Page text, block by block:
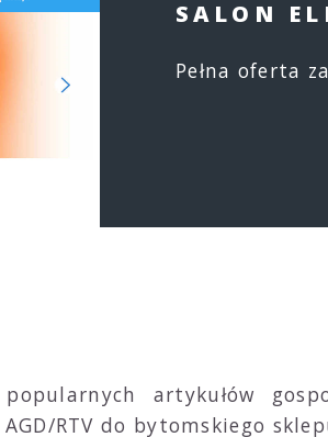
SALON
Pełna oferta
artykułów
RTV do bytomskiego